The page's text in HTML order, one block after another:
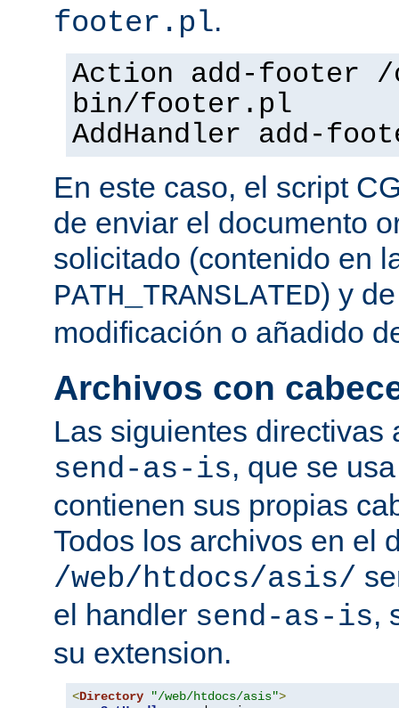
footer.pl.
Action add-footer
bin/footer.pl
AddHandler add-
En este caso, el script
de enviar el documento
solicitado (contenido en
PATH_TRANSLATED) y
modificación o añadido
Archivos con
Las siguientes directivas
send-as-is, que se
contienen sus propias
Todos los archivos en el
/web/htdocs/asis/
el handler send-as-is,
su extension.
<Directory "/web/htdocs/asis">